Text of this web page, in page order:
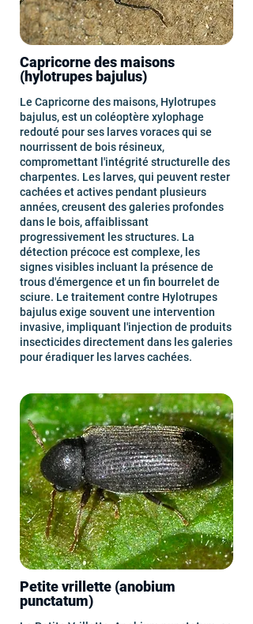
Capricorne des maisons
(hylotrupes bajulus)
Le Capricorne des maisons, Hylotrupes
bajulus, est un coléoptère xylophage
redouté pour ses larves voraces qui se
nourrissent de bois résineux,
compromettant l'intégrité structurelle des
charpentes. Les larves, qui peuvent rester
cachées et actives pendant plusieurs
années, creusent des galeries profondes
dans le bois, affaiblissant
progressivement les structures. La
détection précoce est complexe, les
signes visibles incluant la présence de
trous d'émergence et un fin bourrelet de
sciure. Le traitement contre Hylotrupes
bajulus exige souvent une intervention
invasive, impliquant l'injection de produits
insecticides directement dans les galeries
pour éradiquer les larves cachées.
Petite vrillette (anobium
punctatum)